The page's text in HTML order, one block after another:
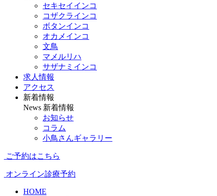
セキセイインコ
コザクラインコ
ボタンインコ
オカメインコ
文鳥
マメルリハ
サザナミインコ
求人情報
アクセス
新着情報
News 新着情報
お知らせ
コラム
小鳥さんギャラリー
ご予約はこちら
オンライン診療予約
HOME